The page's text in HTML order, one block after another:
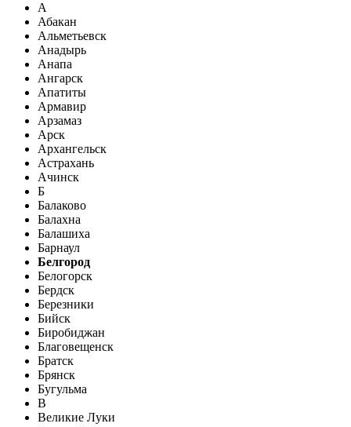
А
Абакан
Альметьевск
Анадырь
Анапа
Ангарск
Апатиты
Армавир
Арзамаз
Арск
Архангельск
Астрахань
Ачинск
Б
Балаково
Балахна
Балашиха
Барнаул
Белгород
Белогорск
Бердск
Березники
Бийск
Биробиджан
Благовещенск
Братск
Брянск
Бугульма
В
Великие Луки